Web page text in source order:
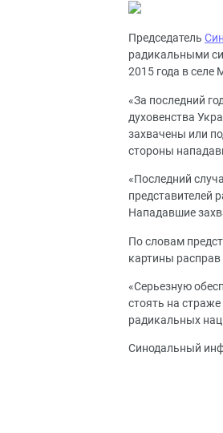
Председатель
радикальными
2015 года в
«За последний
духовенства
захвачены или
стороны
«Последний
представителей
Нападавшие
По словам
картины
«Серьезную
стоять на
радикальных
Синодальный